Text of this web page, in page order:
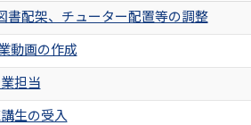
書配架、チューター配置等の調整
動画の作成
担当
生の受入